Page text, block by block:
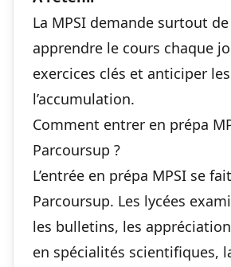
La MPSI demande surtout
apprendre le cours chaque
exercices clés et anticiper
l’accumulation.
Comment entrer en prépa
Parcoursup ?
L’entrée en prépa MPSI se
Parcoursup. Les lycées
les bulletins, les
en spécialités scientifiques,